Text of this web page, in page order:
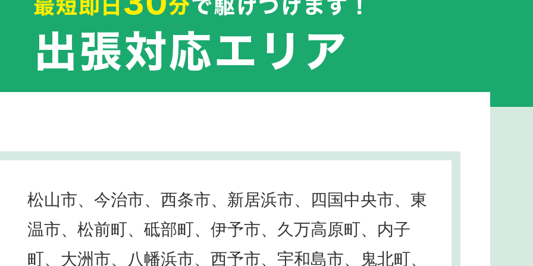
松山市、今治市、西条市、新居浜市、四国中央市、東
温市、松前町、砥部町、伊予市、久万高原町、内子
町、大洲市、八幡浜市、西予市、宇和島市、鬼北町、